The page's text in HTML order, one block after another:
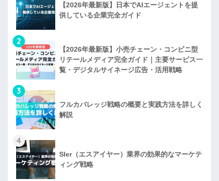
【2026年最新版】日本でAIエージェントを提
供している企業完全ガイド
2
【2026年最新版】小売チェーン・コンビニ型
リテールメディア完全ガイド｜主要サービス一
覧・デジタルサイネージ広告・活用戦略
3
フルカバレッジ戦略の概要と実践方法を詳しく
解説
4
SIer（エスアイヤー）業界の効果的なマーケテ
ィング戦略